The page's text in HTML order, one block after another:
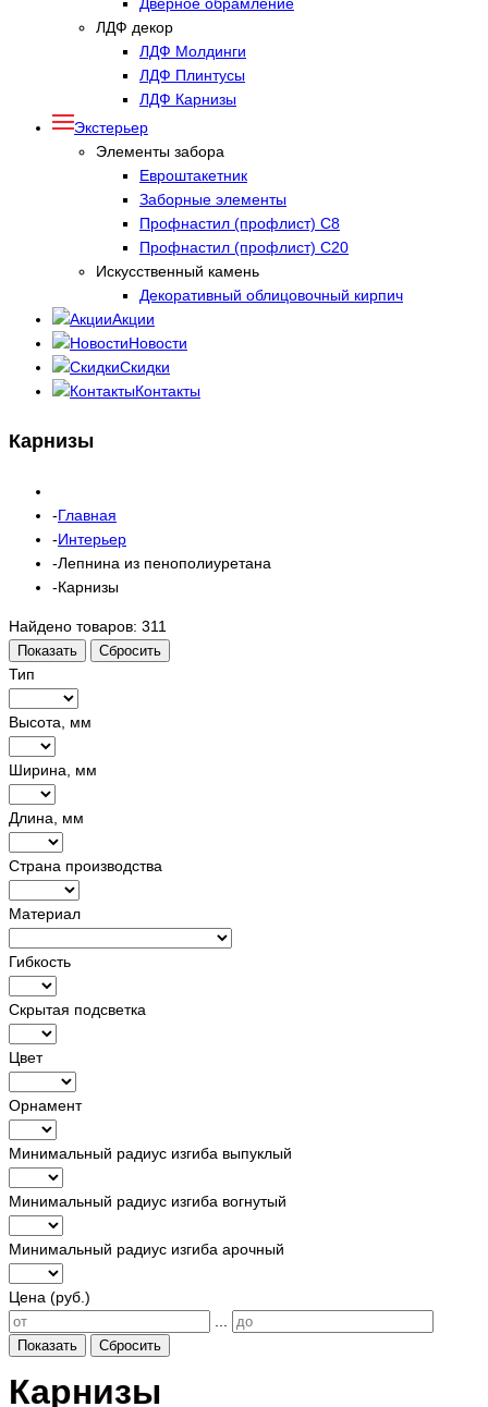
ЛДФ декор
ЛДФ Молдинги
ЛДФ Плинтусы
ЛДФ Карнизы
Экстерьер
Элементы забора
Евроштакетник
Заборные элементы
Профнастил (профлист) С8
Профнастил (профлист) С20
Искусственный камень
Декоративный облицовочный кирпич
Акции
Новости
Скидки
Контакты
Карнизы
Главная
Интерьер
Лепнина из пенополиуретана
Карнизы
Найдено товаров: 311
Показать Сбросить
Тип
Высота, мм
Ширина, мм
Длина, мм
Страна производства
Материал
Гибкость
Скрытая подсветка
Цвет
Орнамент
Минимальный радиус изгиба выпуклый
Минимальный радиус изгиба вогнутый
Минимальный радиус изгиба арочный
Цена (руб.)
Показать Сбросить
Карнизы